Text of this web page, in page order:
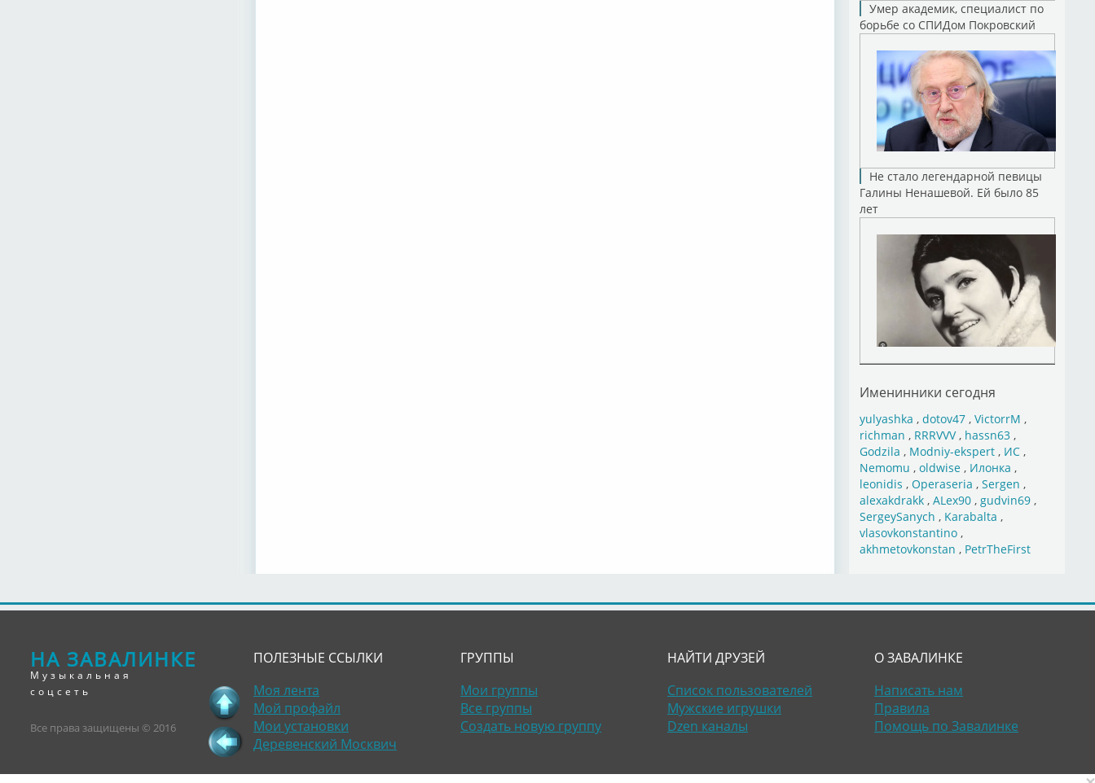
Умер академик, специалист по
борьбе со СПИДом Покровский
Не стало легендарной певицы
Галины Ненашевой. Ей было 85
лет
Именинники сегодня
yulyashka , dotov47, VictorrM ,
richman , RRRVVV, hassn63,
Godzila , Modniy-ekspert, ИС,
Nemomu , oldwise, Илонка ,
leonidis , Operaseria , Sergen ,
alexakdrakk, ALex90, gudvin69,
SergeySanych , Karabalta ,
vlasovkonstantino,
akhmetovkonstan , PetrTheFirst
НА ЗАВАЛИНКЕ
Музыкальная
соцсеть
Все права защищены © 2016
ПОЛЕЗНЫЕ ССЫЛКИ
Моя лента
Мой профайл
Мои установки
Деревенский Москвич
ГРУППЫ
Мои группы
Все группы
Создать новую группу
НАЙТИ ДРУЗЕЙ
Список пользователей
Мужские игрушки
Dzen каналы
О ЗАВАЛИНКЕ
Написать нам
Правила
Помощь по Завалинке